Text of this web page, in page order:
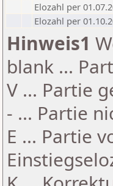
Elozahl per
Elozahl per
Hinweis1
blank ...
V ... Partie
- ... Partie
E ... Partie